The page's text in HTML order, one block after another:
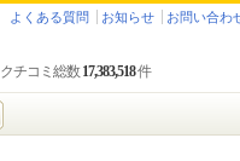
よくある質問 お知らせ お問い合わ
クチコミ総数 17,383,518件